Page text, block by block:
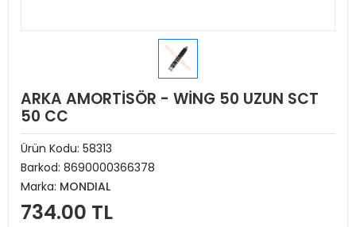
ARKA AMORTİSÖR - WİNG 50 UZUN SCT
50 CC
Ürün Kodu: 58313
Barkod: 8690000366378
Marka: MONDIAL
734.00 TL